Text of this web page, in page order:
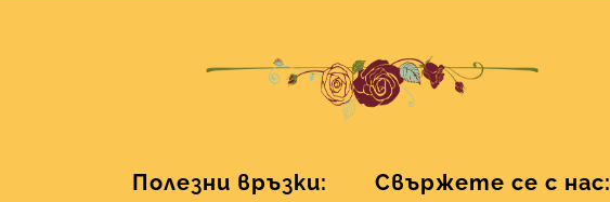
Полезни връзки: Свържете се с нас: